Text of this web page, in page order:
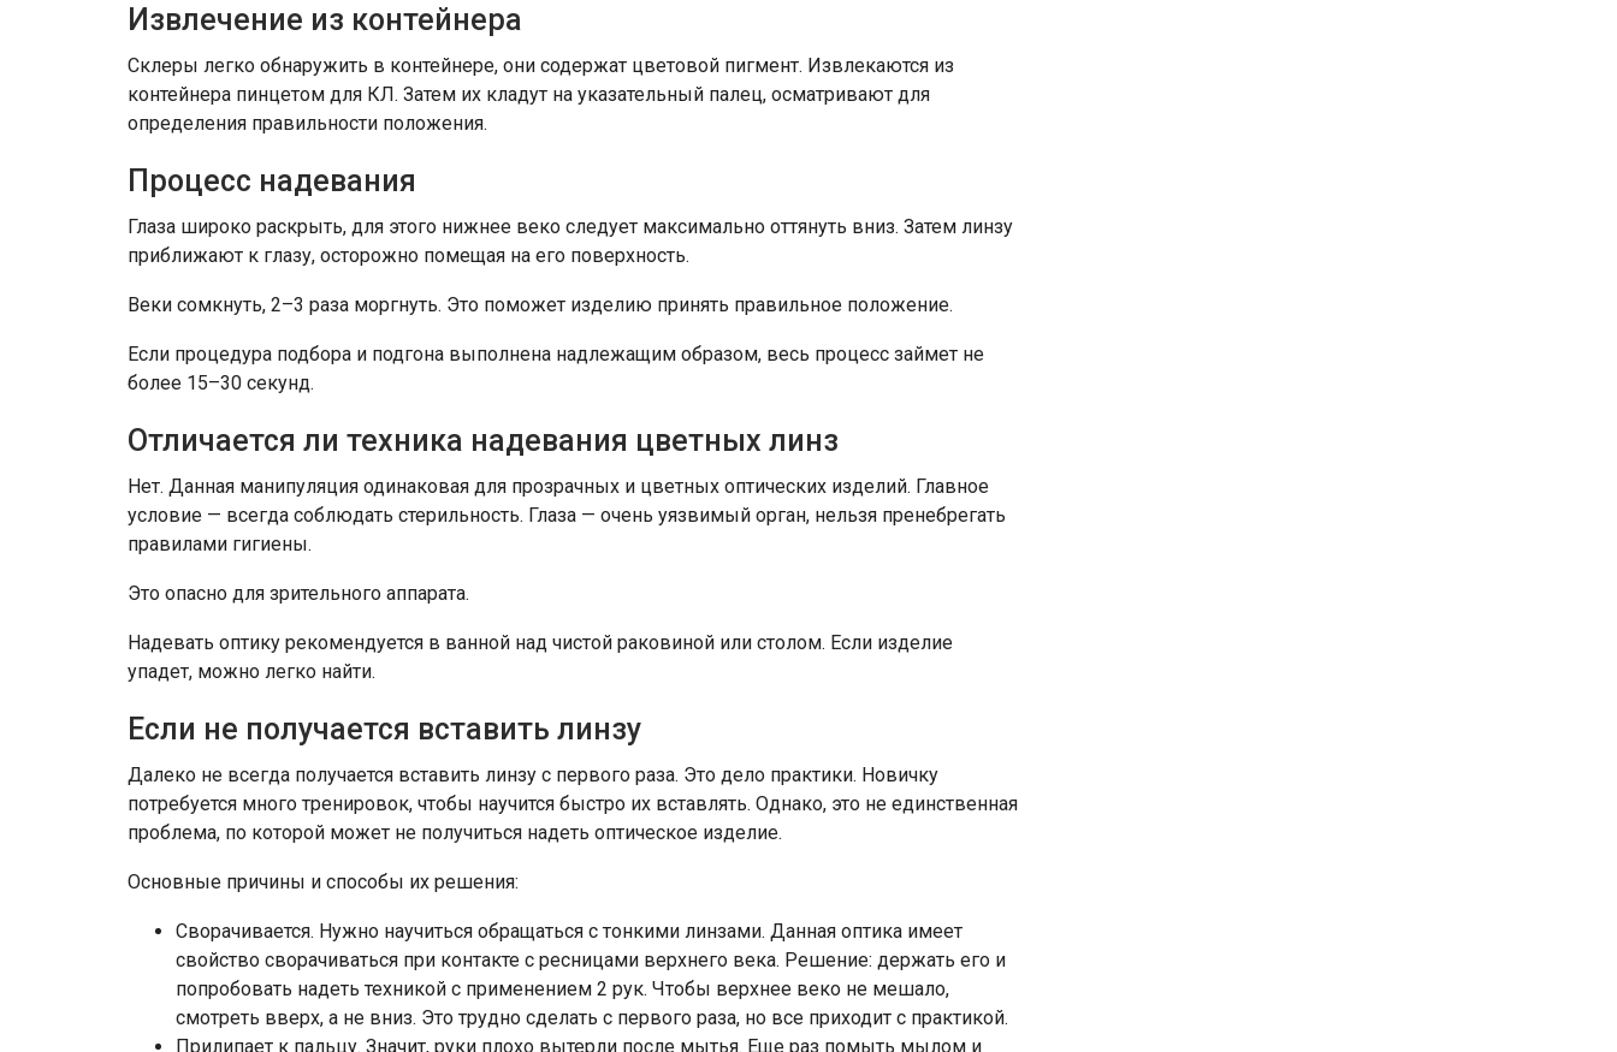
Извлечение из контейнера
Склеры легко обнаружить в контейнере, они содержат цветовой пигмент. Извлекаются из
контейнера пинцетом для КЛ. Затем их кладут на указательный палец, осматривают для
определения правильности положения.
Процесс надевания
Глаза широко раскрыть, для этого нижнее веко следует максимально оттянуть вниз. Затем линзу
приближают к глазу, осторожно помещая на его поверхность.
Веки сомкнуть, 2–3 раза моргнуть. Это поможет изделию принять правильное положение.
Если процедура подбора и подгона выполнена надлежащим образом, весь процесс займет не
более 15–30 секунд.
Отличается ли техника надевания цветных линз
Нет. Данная манипуляция одинаковая для прозрачных и цветных оптических изделий. Главное
условие — всегда соблюдать стерильность. Глаза — очень уязвимый орган, нельзя пренебрегать
правилами гигиены.
Это опасно для зрительного аппарата.
Надевать оптику рекомендуется в ванной над чистой раковиной или столом. Если изделие
упадет, можно легко найти.
Если не получается вставить линзу
Далеко не всегда получается вставить линзу с первого раза. Это дело практики. Новичку
потребуется много тренировок, чтобы научится быстро их вставлять. Однако, это не единственная
проблема, по которой может не получиться надеть оптическое изделие.
Основные причины и способы их решения:
Сворачивается. Нужно научиться обращаться с тонкими линзами. Данная оптика имеет
свойство сворачиваться при контакте с ресницами верхнего века. Решение: держать его и
попробовать надеть техникой с применением 2 рук. Чтобы верхнее веко не мешало,
смотреть вверх, а не вниз. Это трудно сделать с первого раза, но все приходит с практикой.
Прилипает к пальцу. Значит, руки плохо вытерли после мытья. Еще раз помыть мылом и